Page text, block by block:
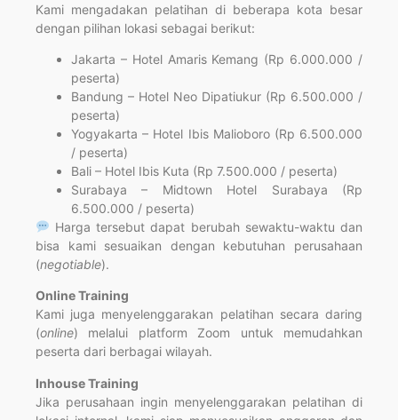
Kami mengadakan pelatihan di beberapa kota besar
dengan pilihan lokasi sebagai berikut:
Jakarta – Hotel Amaris Kemang (Rp 6.000.000 /
peserta)
Bandung – Hotel Neo Dipatiukur (Rp 6.500.000 /
peserta)
Yogyakarta – Hotel Ibis Malioboro (Rp 6.500.000
/ peserta)
Bali – Hotel Ibis Kuta (Rp 7.500.000 / peserta)
Surabaya – Midtown Hotel Surabaya (Rp
6.500.000 / peserta)
Harga tersebut dapat berubah sewaktu-waktu dan
bisa kami sesuaikan dengan kebutuhan perusahaan
(negotiable).
Online Training
Kami juga menyelenggarakan pelatihan secara daring
(online) melalui platform Zoom untuk memudahkan
peserta dari berbagai wilayah.
Inhouse Training
Jika perusahaan ingin menyelenggarakan pelatihan di